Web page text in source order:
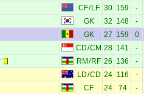
CF/LF 30 159 -
GK 32 148 -
GK 27 159 0
CD/CM 28 141 -
RM / RF 26 136 -
LD/CD 24 116 -
CF 24 74 -